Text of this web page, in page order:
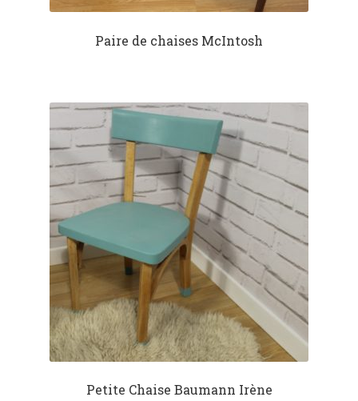
Paire de chaises McIntosh
Petite Chaise Baumann Irène